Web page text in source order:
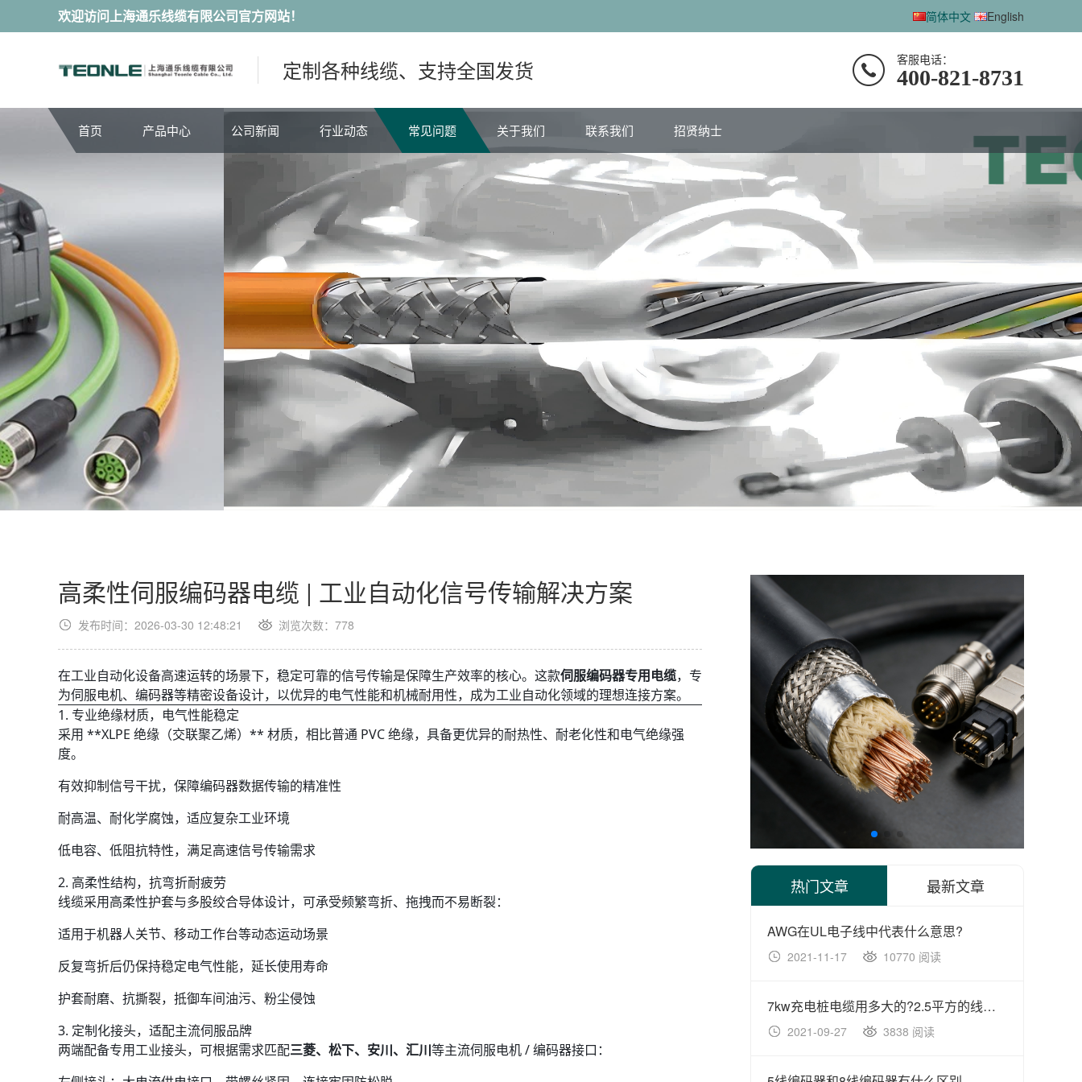
欢迎访问上海通乐线缆有限公司官方网站！ 简体中文 English
定制各种线缆、支持全国发货 客服电话：
400-821-8731
首页 产品中心 公司新闻 行业动态 常见问题 关于我们 联系我们 招贤纳士
高柔性伺服编码器电缆 | 工业自动化信号传输解决方案
发布时间：2026-03-30 12:48:21 浏览次数： 778
在工业自动化设备高速运转的场景下，稳定可靠的信号传输是保障生产效率的核心。这款伺服编码器专用电缆，专
为伺服电机、编码器等精密设备设计，以优异的电气性能和机械耐用性，成为工业自动化领域的理想连接方案。
1. 专业绝缘材质，电气性能稳定
采用 **XLPE 绝缘（交联聚乙烯）** 材质，相比普通 PVC 绝缘，具备更优异的耐热性、耐老化性和电气绝缘强
度。
有效抑制信号干扰，保障编码器数据传输的精准性
耐高温、耐化学腐蚀，适应复杂工业环境
低电容、低阻抗特性，满足高速信号传输需求
2. 高柔性结构，抗弯折耐疲劳
线缆采用高柔性护套与多股绞合导体设计，可承受频繁弯折、拖拽而不易断裂：
适用于机器人关节、移动工作台等动态运动场景
反复弯折后仍保持稳定电气性能，延长使用寿命
护套耐磨、抗撕裂，抵御车间油污、粉尘侵蚀
3. 定制化接头，适配主流伺服品牌
两端配备专用工业接头，可根据需求匹配三菱、松下、安川、汇川等主流伺服电机 / 编码器接口：
热门文章 最新文章
AWG在UL电子线中代表什么意思?
2021-11-17 10770 阅读
7kw充电桩电缆用多大的?2.5平方的线够用不?
2021-09-27 3838 阅读